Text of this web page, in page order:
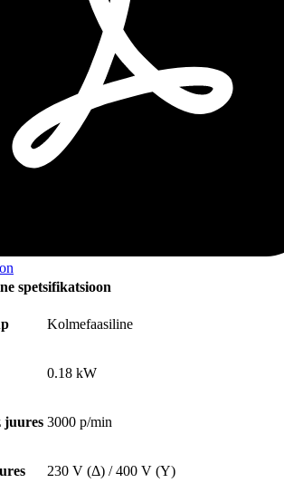
spetsifikatsioon
Kolmefaasiline
0.18 kW
juures 3000 p/min
230 V (Δ) / 400 V (Y)